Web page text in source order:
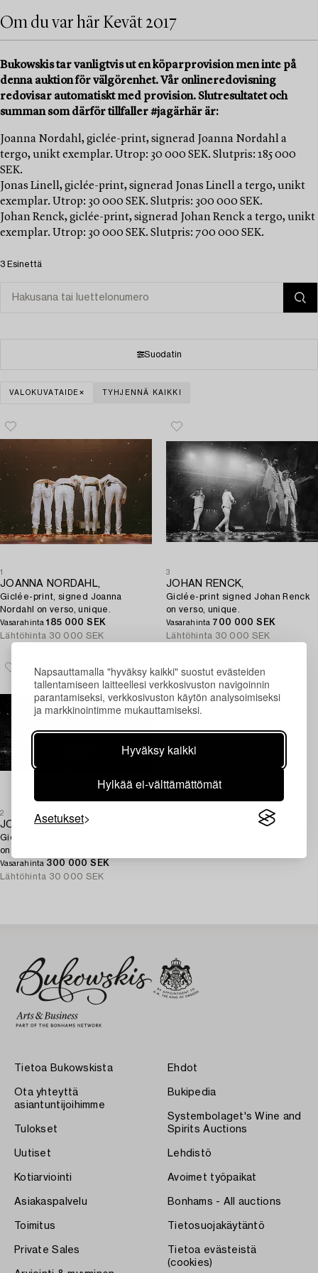
Napsauttamalla "hyväksy kaikki" suostut evästeiden
tallentamiseen laitteellesi verkkosivuston navigoinnin
parantamiseksi, verkkosivuston käytön analysoimiseksi
ja markkinointimme mukauttamiseksi.
Hyväksy kaikki
Hylkää ei-välttämättömät
Asetukset
Om du var här Kevät 2017
Bukowskis tar vanligtvis ut en köparprovision men inte på
denna auktion för välgörenhet. Vår onlineredovisning
redovisar automatiskt med provision. Slutresultatet och
summan som därför tillfaller #jagärhär är:
Joanna Nordahl, giclée-print, signerad Joanna Nordahl a
tergo, unikt exemplar. Utrop: 30 000 SEK. Slutpris: 185 000
SEK.
Jonas Linell, giclée-print, signerad Jonas Linell a tergo, unikt
exemplar. Utrop: 30 000 SEK. Slutpris: 300 000 SEK.
Johan Renck, giclée-print, signerad Johan Renck a tergo, unikt
exemplar. Utrop: 30 000 SEK. Slutpris: 700 000 SEK.
3 Esinettä
Suodatin
VALOKUVATAIDE TYHJENNÄ KAIKKI
1
JOANNA NORDAHL,
Giclée-print, signed Joanna
Nordahl on verso, unique.
Vasarahinta185 000 SEK
Lähtöhinta 30 000 SEK
3
JOHAN RENCK,
Giclée-print signed Johan Renck
on verso, unique.
Vasarahinta 700 000 SEK
Lähtöhinta 30 000 SEK
2
JONAS LINELL,
Giclée-print, signed Jonas Linell
on verso, unique.
Vasarahinta 300 000 SEK
Lähtöhinta 30 000 SEK
Tietoa Bukowskista
Ota yhteyttä
asiantuntijoihimme
Tulokset
Uutiset
Kotiarviointi
Asiakaspalvelu
Toimitus
Private Sales
Ehdot
Bukipedia
Systembolaget's Wine and
Spirits Auctions
Lehdistö
Avoimet työpaikat
Bonhams - All auctions
Tietosuojakäytäntö
Tietoa evästeistä
(cookies)